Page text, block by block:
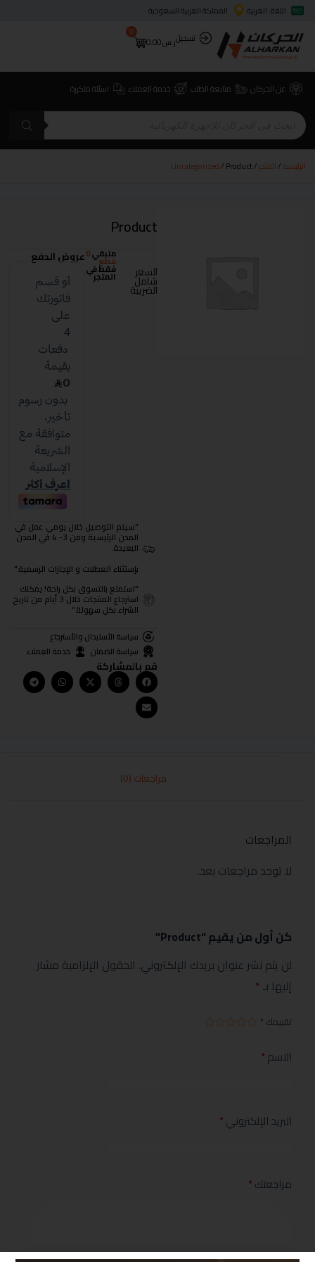
اللغة: العربية
المملكة العربية السعودية
تسجيلر.س0.00
0
عن الحركان متابعة الطلب خدمة العملاء اسئلة متكررة
الرئيسية/المتجر/
Uncategorized/ Product
Product
السعر
شامل
الضريبة
متبقي0
قطع
فقط في
المتجر
عروض الدفع
"سيتم التوصيل خلال يومي عمل في
المدن الرئيسية ومن 3- 4 في المدن
البعيدة.
بإستثناء العطلات و الإجازات الرسمية."
"استمتع بالتسوق بكل راحة! يمكنك
استرجاع المنتجات خلال 3 أيام من تاريخ
الشراء بكل سهولة."
سياسة الأستبدال والأسترجاع
سياسة الضمان
خدمة العملاء
قم بالمشاركة
مراجعات (0)
المراجعات
لا توجد مراجعات بعد.
كن أول من يقيم “Product”
لن يتم نشر عنوان بريدك الإلكتروني. الحقول الإلزامية مشار
إليها بـ*
تقييمك *
الاسم*
البريد الإلكتروني*
مراجعتك*